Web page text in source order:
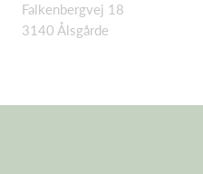
Falkenbergvej 18
3140 Ålsgårde